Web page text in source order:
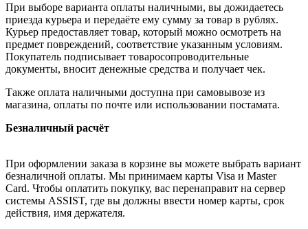
При выборе варианта оплаты наличными, вы дожидаетесь
приезда курьера и передаёте ему сумму за товар в рублях.
Курьер предоставляет товар, который можно осмотреть на
предмет повреждений, соответствие указанным условиям.
Покупатель подписывает товаросопроводительные
документы, вносит денежные средства и получает чек.
Также оплата наличными доступна при самовывозе из
магазина, оплаты по почте или использовании постамата.
Безналичный расчёт
При оформлении заказа в корзине вы можете выбрать вариант
безналичной оплаты. Мы принимаем карты Visa и Master
Card. Чтобы оплатить покупку, вас перенаправит на сервер
системы ASSIST, где вы должны ввести номер карты, срок
действия, имя держателя.